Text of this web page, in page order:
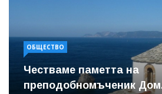
ОБЩЕСТВО
Честваме паметта на
преподобномъченик